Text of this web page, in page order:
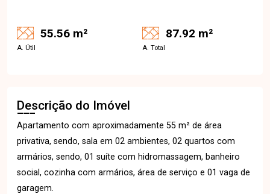
55.56 m²
A. Útil
87.92 m²
A. Total
Descrição do Imóvel
Apartamento com aproximadamente 55 m² de área
privativa, sendo, sala em 02 ambientes, 02 quartos com
armários, sendo, 01 suíte com hidromassagem, banheiro
social, cozinha com armários, área de serviço e 01 vaga de
garagem.